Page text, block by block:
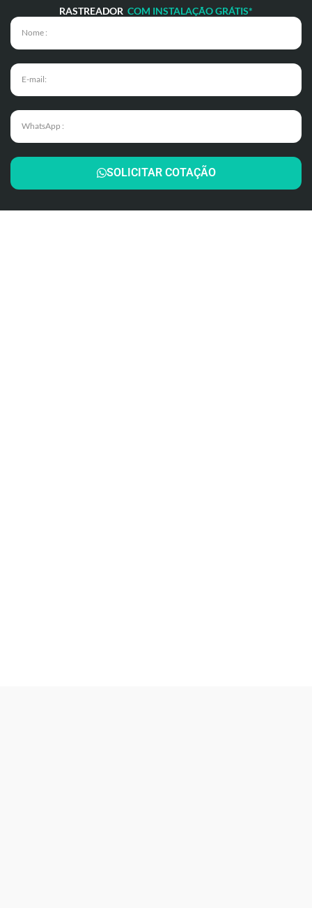
RASTREADOR COM INSTALAÇÃO GRÁTIS*
SOLICITAR COTAÇÃO